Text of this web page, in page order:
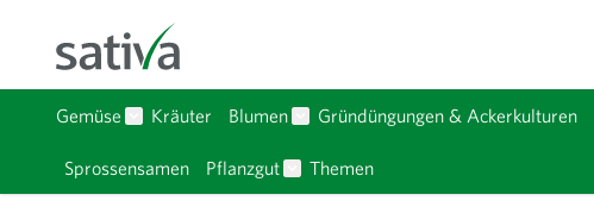
Gemüse
Kräuter
Blumen
Gründüngungen & Ackerkulturen
Sprossensamen
Pflanzgut
Themen